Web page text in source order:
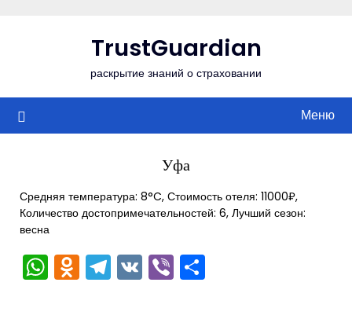
TrustGuardian
раскрытие знаний о страховании
Меню
Уфа
Средняя температура: 8°C, Стоимость отеля: 11000₽,
Количество достопримечательностей: 6, Лучший сезон:
весна
WhatsApp
Odnoklassniki
Telegram
VKViber